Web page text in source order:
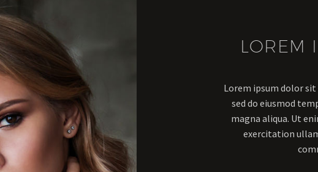
LOREM
Lorem ipsum dolor
sed do eiusmod
magna aliqua. Ut
exercitation